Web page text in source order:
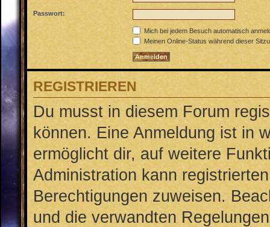
Passwort:
Mich bei jedem Besuch automatisch
Meinen Online-Status während dieser
REGISTRIEREN
Du musst in diesem Forum
können. Eine Anmeldung ist in
ermöglicht dir, auf weitere
Administration kann
Berechtigungen zuweisen.
und die verwandten